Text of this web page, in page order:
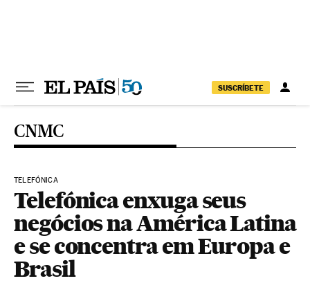
SUSCRÍBETE
CNMC
TELEFÓNICA
Telefónica enxuga seus
negócios na América Latina
e se concentra em Europa e
Brasil